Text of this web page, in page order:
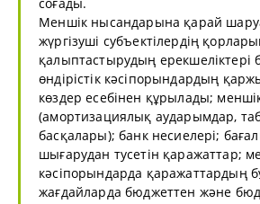
Меншiк нысандарына қарай
жүргiзушi субъектiлердiң
қалыптастырудың ерекшелiктерi
өндiрiстiк кәсiпорындардың
көздер есебiнен құрылады;
(амортизациялық аударымдар,
басқалары); банк несиелерi;
шығарудан тусетiн қаражаттар;
кәсіпорындарда қаражаттардың
жағдайларда бюджеттен және